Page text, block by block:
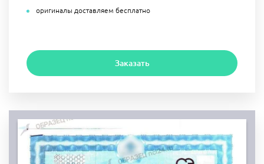
оригиналы доставляем бесплатно
Заказать